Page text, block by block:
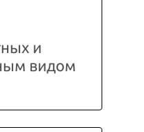
и
видом